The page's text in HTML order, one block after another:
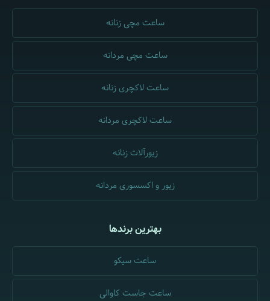
ساعت مچی زنانه
ساعت مچی مردانه
ساعت لاکچری زنانه
ساعت لاکچری مردانه
زیورآلات زنانه
زیور و اکسسوری مردانه
بهترین برندها
ساعت سیکو
ساعت جاست کاوالی